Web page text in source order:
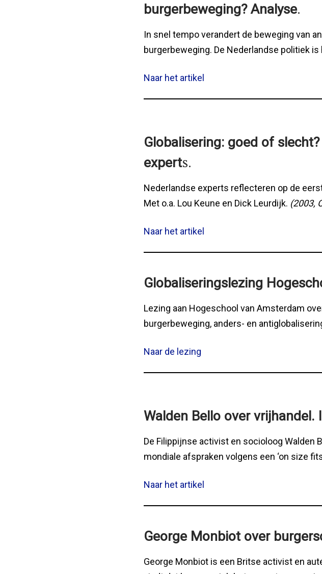
burgerbeweging? Analyse.
In snel tempo verandert de beweging van
burgerbeweging. De Nederlandse politiek
Naar het artikel
Globalisering: goed of
experts.
Nederlandse experts reflecteren op de
Met o.a. Lou Keune en Dick Leurdijk. (2003,
Naar het artikel
Globaliseringslezing
Lezing aan Hogeschool van Amsterdam
burgerbeweging, anders- en
Naar de lezing
Walden Bello over vrijhandel.
De Filippijnse activist en socioloog Walden
mondiale afspraken volgens een ‘on size fits
Naar het artikel
George Monbiot over
George Monbiot is een Britse activist en